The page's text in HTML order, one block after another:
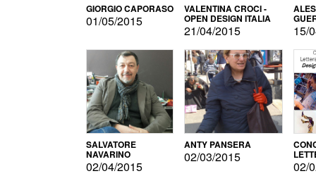
GIORGIO CAPORASO
01/05/2015
VALENTINA CROCI -
OPEN DESIGN ITALIA
21/04/2015 15/
SALVATORE
NAVARINO
02/04/2015
ANTY PANSERA
02/03/2015
02/